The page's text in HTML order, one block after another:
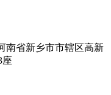
南省新乡市市辖区高新
座